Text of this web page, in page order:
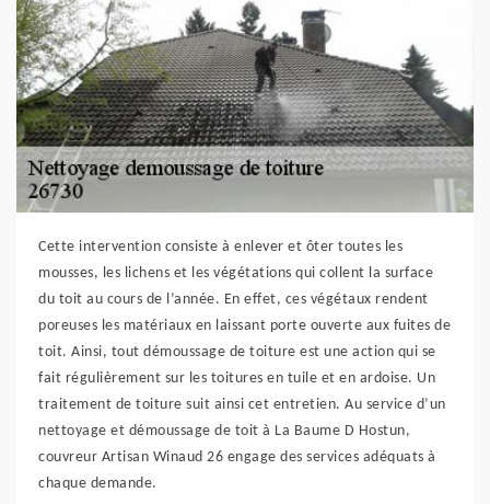
Cette intervention consiste à enlever et ôter toutes les
mousses, les lichens et les végétations qui collent la surface
du toit au cours de l’année. En effet, ces végétaux rendent
poreuses les matériaux en laissant porte ouverte aux fuites de
toit. Ainsi, tout démoussage de toiture est une action qui se
fait régulièrement sur les toitures en tuile et en ardoise. Un
traitement de toiture suit ainsi cet entretien. Au service d’un
nettoyage et démoussage de toit à La Baume D Hostun,
couvreur Artisan Winaud 26 engage des services adéquats à
chaque demande.